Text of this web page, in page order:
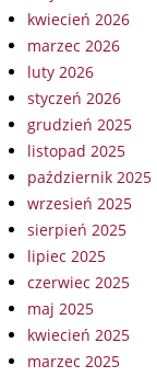
kwiecień 2026
marzec 2026
luty 2026
styczeń 2026
grudzień 2025
listopad 2025
październik 2025
wrzesień 2025
sierpień 2025
lipiec 2025
czerwiec 2025
maj 2025
kwiecień 2025
marzec 2025